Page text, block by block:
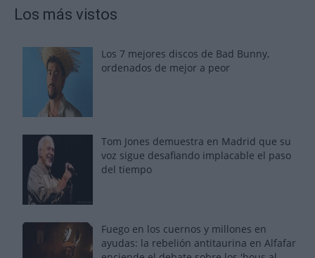
Los más vistos
Los 7 mejores discos de Bad Bunny,
ordenados de mejor a peor
Tom Jones demuestra en Madrid que su
voz sigue desafiando implacable el paso
del tiempo
Fuego en los cuernos y millones en
ayudas: la rebelión antitaurina en Alfafar